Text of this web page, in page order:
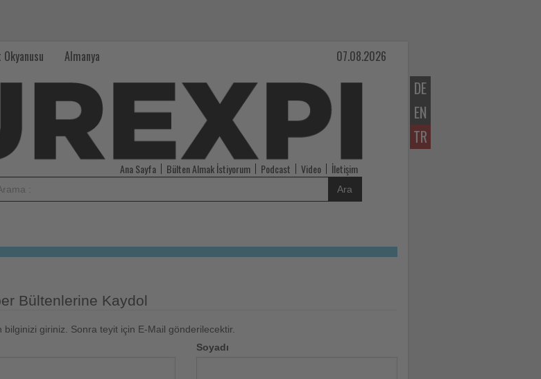
DE
EN
TR
Almanya 07.08.2026
Ana Sayfa Bülten Almak İstiyorum Podcast Video İletişim
Ara
Bültenlerine Kaydol
bilginizi giriniz. Sonra teyit için E-Mail gönderilecektir.
Soyadı